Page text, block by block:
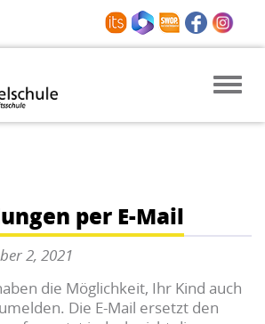
Toggle
per E-Mail
2, 2021
die Möglichkeit, Ihr Kind auch
Die E-Mail ersetzt den